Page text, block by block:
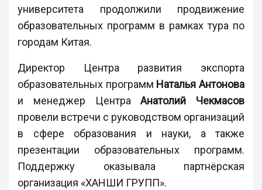
университета продолжили продвижение
образовательных программ в рамках тура по
городам Китая.
Директор Центра развития экспорта
образовательных программ Наталья Антонова
и менеджер ЦентраАнатолий Чекмасов
провели встречи с руководством организаций
в сфере образования и науки, а также
презентации образовательных программ.
Поддержку оказывала партнёрская
организация «ХАНШИ ГРУПП».